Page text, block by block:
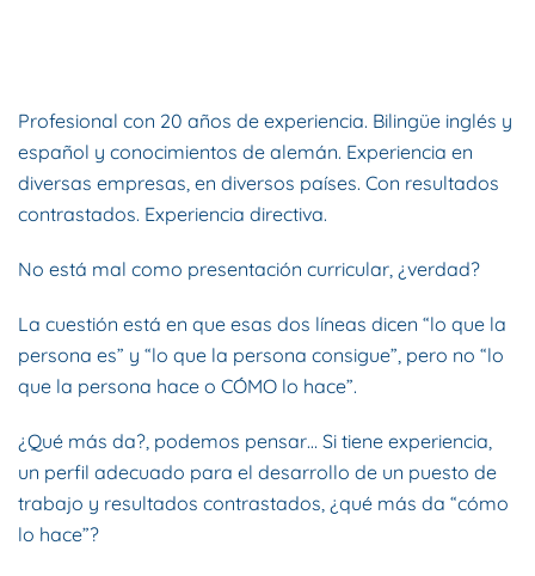
Profesional con 20 años de experiencia. Bilingüe inglés y
español y conocimientos de alemán. Experiencia en
diversas empresas, en diversos países. Con resultados
contrastados. Experiencia directiva.
No está mal como presentación curricular, ¿verdad?
La cuestión está en que esas dos líneas dicen “lo que la
persona es” y “lo que la persona consigue”, pero no “lo
que la persona hace o CÓMO lo hace”.
¿Qué más da?, podemos pensar… Si tiene experiencia,
un perfil adecuado para el desarrollo de un puesto de
trabajo y resultados contrastados, ¿qué más da “cómo
lo hace”?